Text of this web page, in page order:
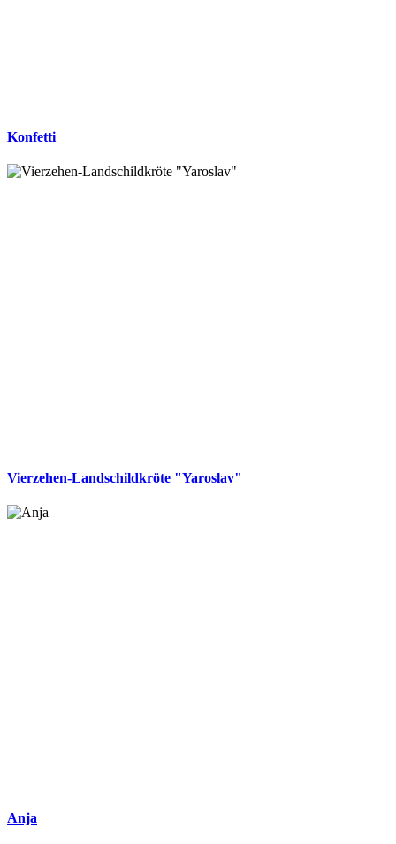
Konfetti
Vierzehen-Landschildkröte "Yaroslav"
Anja